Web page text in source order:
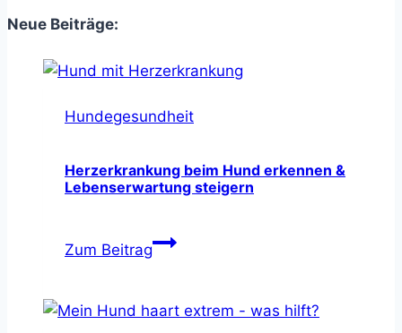
Neue Beiträge:
Hundegesundheit
Herzerkrankung beim Hund erkennen &
Lebenserwartung steigern
Zum BeitragHerzerkrankung
erkennen